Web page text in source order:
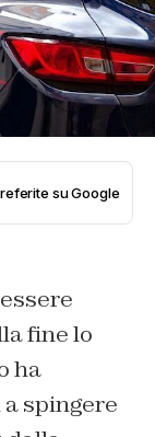
su Google
fine lo
ha
spingere